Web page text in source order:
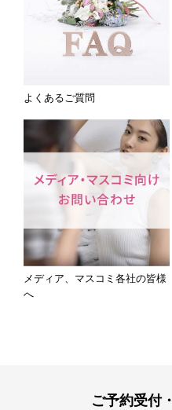
よくあるご質問
メディア、マスコミ各社の皆様
へ
ご予約受付